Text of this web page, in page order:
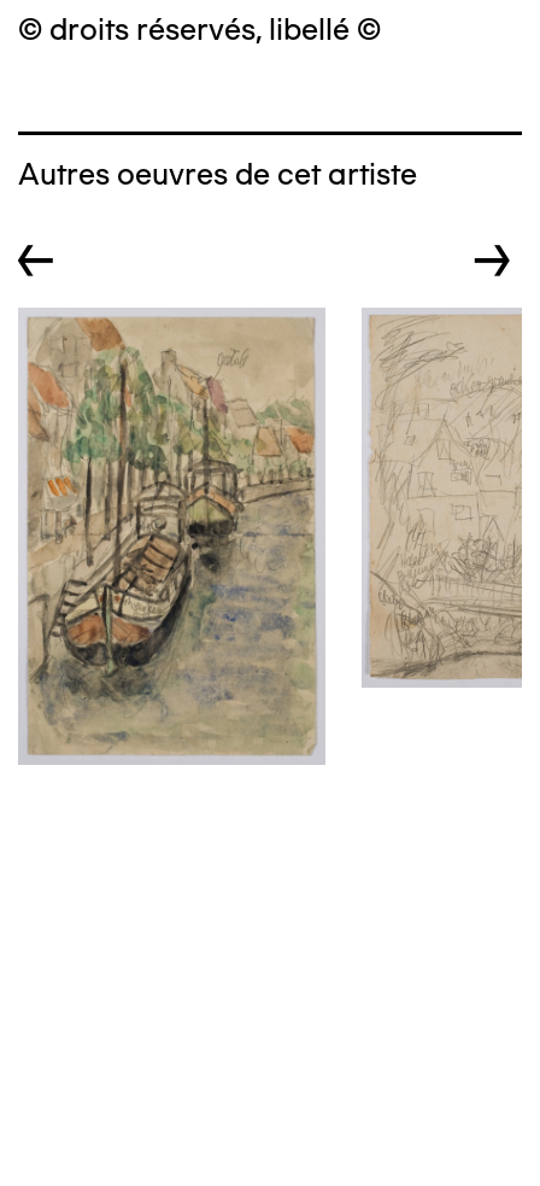
© droits réservés, libellé ©
Autres oeuvres de cet artiste
← →